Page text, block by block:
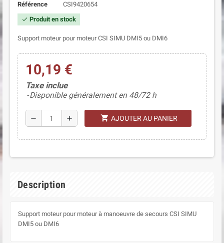
Référence
CSI9420654
check Produit en stock
Support moteur pour moteur CSI SIMU DMI5 ou DMI6
10,19 €
Taxe inclue
Disponible généralement en 48/72 h
remove add shopping_cart AJOUTER AU PANIER
Description
Support moteur pour moteur à manoeuvre de secours CSI SIMU
DMI5 ou DMI6